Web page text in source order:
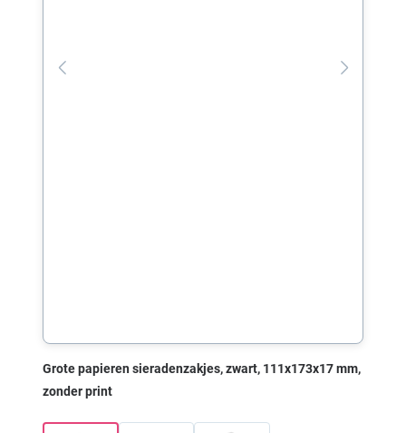
Grote papieren sieradenzakjes, zwart, 111x173x17 mm,
zonder print